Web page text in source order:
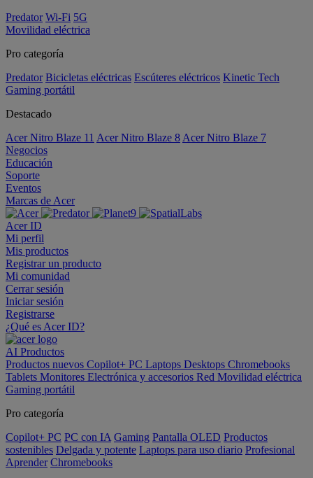
Predator Wi-Fi 5G
Movilidad eléctrica
Pro categoría
Predator Bicicletas eléctricas Escúteres eléctricos Kinetic Tech
Gaming portátil
Destacado
Acer Nitro Blaze 11 Acer Nitro Blaze 8 Acer Nitro Blaze 7
Negocios
Educación
Soporte
Eventos
Marcas de Acer
Acer ID
Mi perfil
Mis productos
Registrar un producto
Mi comunidad
Cerrar sesión
Iniciar sesión
Registrarse
¿Qué es Acer ID?
AI Productos
Productos nuevos Copilot+ PC Laptops Desktops Chromebooks
Tablets Monitores Electrónica y accesorios Red Movilidad eléctrica
Gaming portátil
Pro categoría
Copilot+ PC PC con IA Gaming Pantalla OLED Productos
sostenibles Delgada y potente Laptops para uso diario Profesional
Aprender Chromebooks